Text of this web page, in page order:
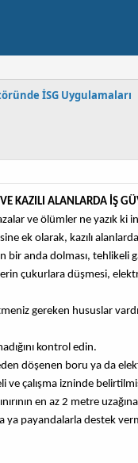
İSG Uygulamaları
KAZILI ALANLARDA İŞ
ve ölümler ne yazık ki
ek olarak, kazılı
bir anda dolması, tehlikeli
çukurlara düşmesi,
gereken hususlar
kontrol edin.
döşenen boru ya da
çalışma izninde
en az 2 metre uzağına
payandalarla destek